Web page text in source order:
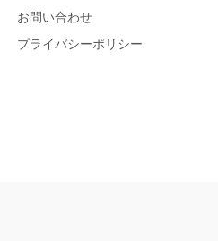
お問い合わせ
プライバシーポリシー